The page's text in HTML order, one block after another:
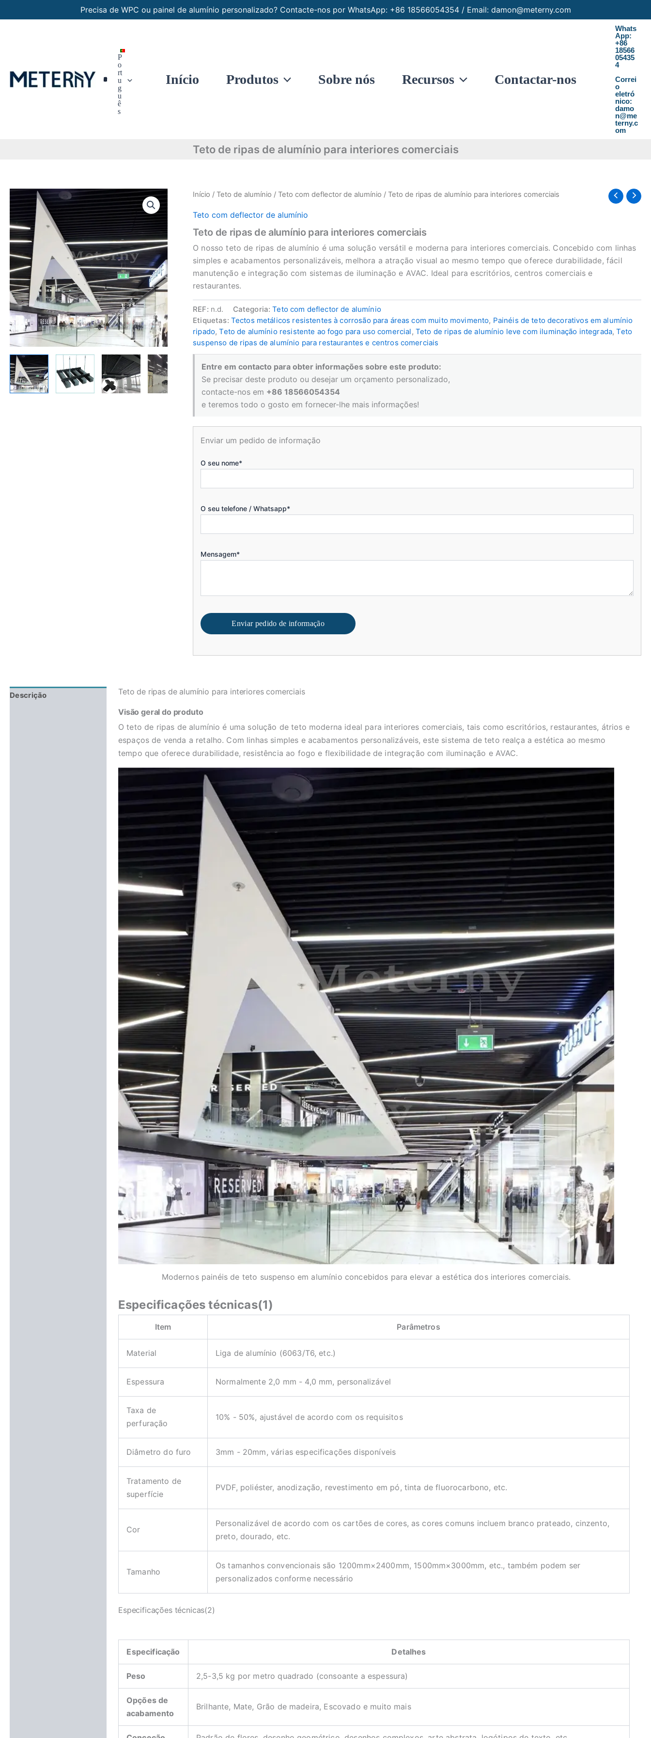
para
Precisa de WPC ou painel de alumínio personalizado? Contacte-nos por WhatsApp: +86 18566054354 / Email: damon@meterny.com
Painéis Personalizados
P
o
rt
u
g
u
ê
s
Início Produtos Sobre nós Recursos Contactar-nos
Whats
App:
+86
18566
05435
4
Correi
o
eletró
nico:
damo
n@me
terny.c
om
Teto de ripas de alumínio para interiores comerciais
Início /Teto de alumínio /Teto com deflector de alumínio / Teto de ripas de alumínio para interiores comerciais
Teto com deflector de alumínio
Teto de ripas de alumínio para interiores comerciais
O nosso teto de ripas de alumínio é uma solução versátil e moderna para interiores comerciais. Concebido com linhas
simples e acabamentos personalizáveis, melhora a atração visual ao mesmo tempo que oferece durabilidade, fácil
manutenção e integração com sistemas de iluminação e AVAC. Ideal para escritórios, centros comerciais e
restaurantes.
REF: n.d. Categoria:Teto com deflector de alumínio
Etiquetas: Tectos metálicos resistentes à corrosão para áreas com muito movimento, Painéis de teto decorativos em alumínio
ripado,Teto de alumínio resistente ao fogo para uso comercial, Teto de ripas de alumínio leve com iluminação integrada,Teto
suspenso de ripas de alumínio para restaurantes e centros comerciais
Entre em contacto para obter informações sobre este produto:
Se precisar deste produto ou desejar um orçamento personalizado,
contacte-nos em +86 18566054354
e teremos todo o gosto em fornecer-lhe mais informações!
Enviar um pedido de informação
O seu nome*
O seu telefone / Whatsapp*
Mensagem*
Enviar pedido de informação
Descrição
Teto de ripas de alumínio para interiores comerciais
Visão geral do produto
O teto de ripas de alumínio é uma solução de teto moderna ideal para interiores comerciais, tais como escritórios, restaurantes, átrios e
espaços de venda a retalho. Com linhas simples e acabamentos personalizáveis, este sistema de teto realça a estética ao mesmo
tempo que oferece durabilidade, resistência ao fogo e flexibilidade de integração com iluminação e AVAC.
Modernos painéis de teto suspenso em alumínio concebidos para elevar a estética dos interiores comerciais.
Especificações técnicas(1)
Item Parâmetros
Material Liga de alumínio (6063/T6, etc.)
Espessura Normalmente 2,0 mm - 4,0 mm, personalizável
Taxa de
perfuração
10% - 50%, ajustável de acordo com os requisitos
Diâmetro do furo 3mm - 20mm, várias especificações disponíveis
Tratamento de
superfície
PVDF, poliéster, anodização, revestimento em pó, tinta de fluorocarbono, etc.
Cor
Personalizável de acordo com os cartões de cores, as cores comuns incluem branco prateado, cinzento,
preto, dourado, etc.
Tamanho
Os tamanhos convencionais são 1200mm×2400mm, 1500mm×3000mm, etc., também podem ser
personalizados conforme necessário
Especificações técnicas(2)
Especificação Detalhes
Peso 2,5-3,5 kg por metro quadrado (consoante a espessura)
Opções de
acabamento
Brilhante, Mate, Grão de madeira, Escovado e muito mais